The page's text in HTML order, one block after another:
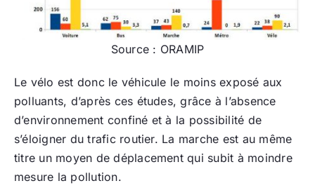
Source : ORAMIP
Le vélo est donc le véhicule le moins exposé aux
polluants, d’après ces études, grâce à l’absence
d’environnement confiné et à la possibilité de
s’éloigner du trafic routier. La marche est au même
titre un moyen de déplacement qui subit à moindre
mesure la pollution.